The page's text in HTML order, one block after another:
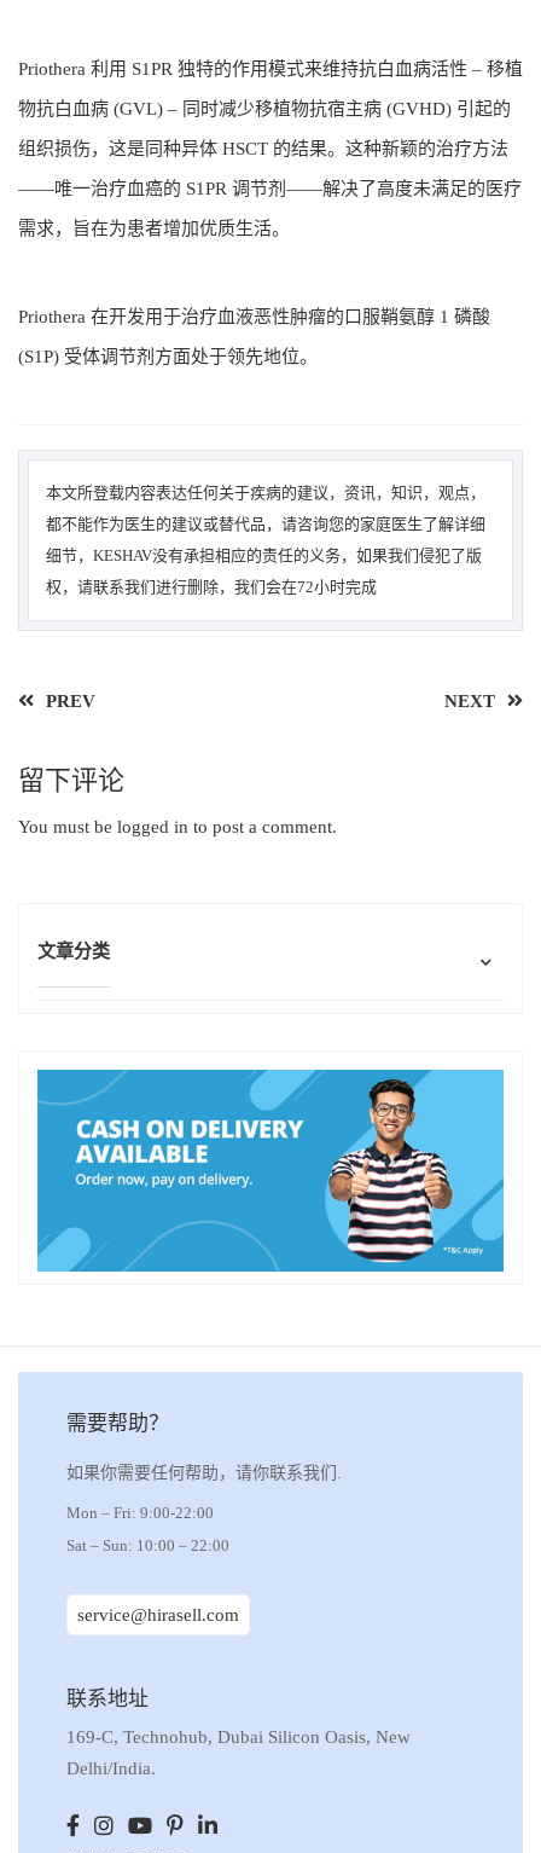
Priothera 利用 S1PR 独特的作用模式来维持抗白血病活性 – 移植
物抗白血病 (GVL) – 同时减少移植物抗宿主病 (GVHD) 引起的
组织损伤，这是同种异体 HSCT 的结果。这种新颖的治疗方法
——唯一治疗血癌的 S1PR 调节剂——解决了高度未满足的医疗
需求，旨在为患者增加优质生活。
Priothera 在开发用于治疗血液恶性肿瘤的口服鞘氨醇 1 磷酸
(S1P) 受体调节剂方面处于领先地位。
本文所登载内容表达任何关于疾病的建议，资讯，知识，观点，
都不能作为医生的建议或替代品，请咨询您的家庭医生了解详细
细节，KESHAV没有承担相应的责任的义务，如果我们侵犯了版
权，请联系我们进行删除，我们会在72小时完成
PREV NEXT
留下评论
You must be logged in to post a comment.
文章分类
需要帮助？
如果你需要任何帮助，请你联系我们.
Mon – Fri: 9:00-22:00
Sat – Sun: 10:00 – 22:00
service@hirasell.com
联系地址
169-C, Technohub, Dubai Silicon Oasis, New
Delhi/India.